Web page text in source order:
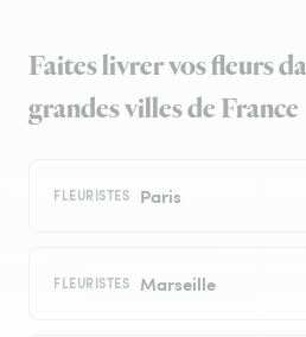
Faites livrer vos fleurs
grandes villes de France
FLEURISTES Paris
FLEURISTES Marseille